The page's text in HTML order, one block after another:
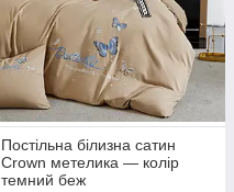
Постільна білизна сатин
Crown метелика — колір
темний беж